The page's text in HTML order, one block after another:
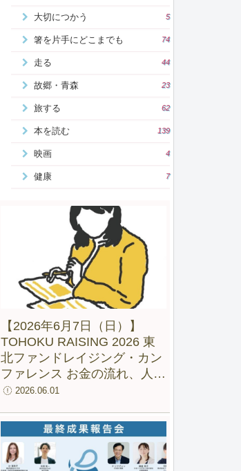
大切につかう 5
箸を片手にどこまでも 74
走る 44
故郷・青森 23
旅する 62
本を読む 139
映画 4
健康 7
【2026年6月7日（日）】
TOHOKU RAISING 2026 東
北ファンドレイジング・カン
ファレンス お金の流れ、人の
流れ、地域の未来をつくる
2026.06.01